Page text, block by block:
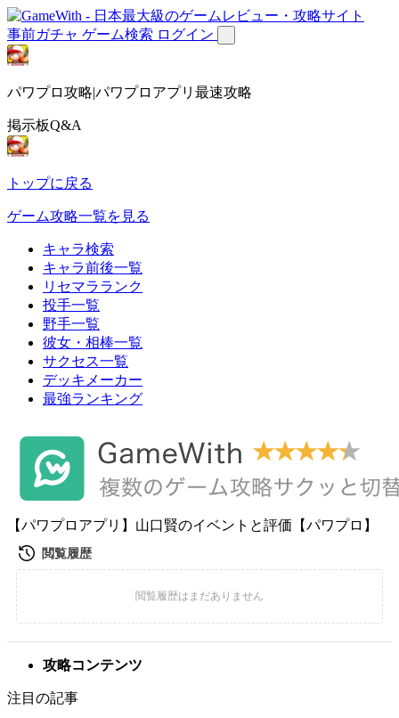
事前ガチャ ゲーム検索 ログイン
パワプロ攻略|パワプロアプリ最速攻略
掲示板Q&A
トップに戻る
ゲーム攻略一覧を見る
キャラ検索
キャラ前後一覧
リセマラランク
投手一覧
野手一覧
彼女・相棒一覧
サクセス一覧
デッキメーカー
最強ランキング
【パワプロアプリ】山口賢のイベントと評価【パワプロ】
攻略コンテンツ
注目の記事